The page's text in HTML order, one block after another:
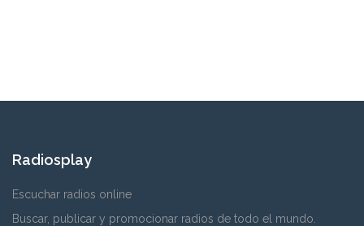
Radiosplay
Escuchar radios online
Buscar, publicar y promocionar radios de todo el mundo.